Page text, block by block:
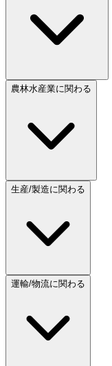
農林水産業に関わる
生産/製造に関わる
運輸/物流に関わる